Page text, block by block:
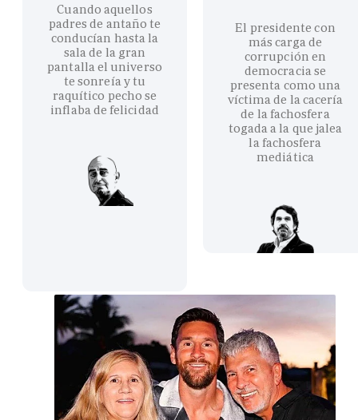
Cuando aquellos
padres de antaño te
conducían hasta la
sala de la gran
pantalla el universo
te sonreía y tu
raquítico pecho se
inflaba de felicidad
El presidente con
más carga de
corrupción en
democracia se
presenta como una
víctima de la cacería
de la fachosfera
togada a la que jalea
la fachosfera
mediática